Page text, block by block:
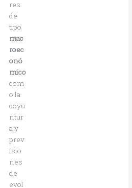
res
de
tipo
mac
roec
onó
mico
com
o la
coyu
ntur
a y
prev
isio
nes
de
evol